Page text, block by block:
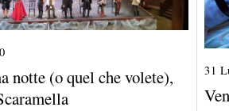
O
t
notte (o quel che volete),
31